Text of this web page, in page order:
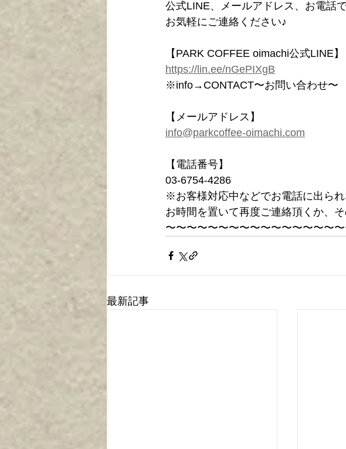
公式LINE、メールアドレス、お電話
お気軽にご連絡ください♪
【PARK COFFEE oimachi公式LINE】
https://lin.ee/nGePIXgB
※info→CONTACT〜お問い合わせ〜
【メールアドレス】
info@parkcoffee-oimachi.com
【電話番号】
03-6754-4286
※お客様対応中などでお電話に出られ
お時間を置いて再度ご連絡頂くか、
〜〜〜〜〜〜〜〜〜〜〜〜〜〜〜〜
最新記事